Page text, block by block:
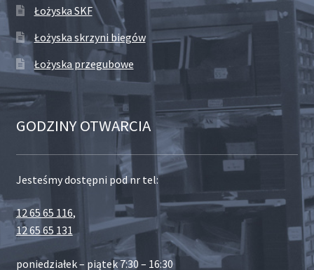
Łożyska SKF
Łożyska skrzyni biegów
Łożyska przegubowe
GODZINY OTWARCIA
Jesteśmy dostępni pod nr tel:
12 65 65 116,
12 65 65 131
poniedziałek – piątek 7:30 – 16:30